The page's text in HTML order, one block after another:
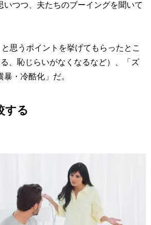
つつ、夫たちのブーイングを聞いて
思うポイントを挙げてもらったとこ
、恥じらいがなくなるなど）、「ズ
・冷酷化」だ。
する